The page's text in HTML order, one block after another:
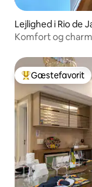
Lejlighed i Rio de
Komfort og
Bedste
Gæstefavorit